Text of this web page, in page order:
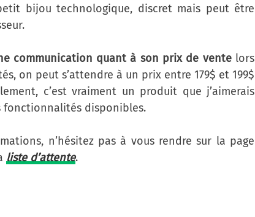
bijou technologique, discret mais peut être
communication quant à son prix de ventelors
on peut s’attendre à un prix entre 179$ et 199$
c’est vraiment un produit que j’aimerais
disponibles.
n’hésitez pas à vous rendre sur la page
liste d’attente.